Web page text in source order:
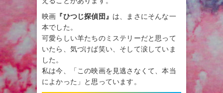
映画 『ひつじ探偵団』 は、まさにそんな一
本でした。
可愛らしい羊たちのミステリーだと思って
いたら、気づけば笑い、そして涙していま
した。
私は今、「この映画を見逃さなくて、本当
によかった」と思っています。